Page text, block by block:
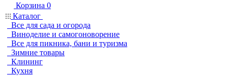
Корзина 0
Каталог
Все для сада и огорода
Виноделие и самогоноворение
Все для пикника, бани и туризма
Зимние товары
Клининг
Кухня